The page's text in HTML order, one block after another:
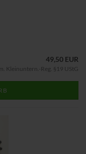
49,50 EUR
Kleinuntern.-Reg. §19 UStG